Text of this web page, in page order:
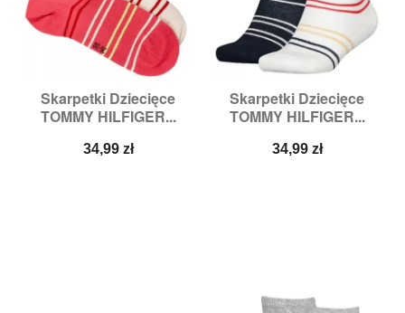
Skarpetki Dziecięce
TOMMY HILFIGER...
Cena
34,99 zł
Skarpetki Dziecięce
TOMMY HILFIGER...
Cena
34,99 zł